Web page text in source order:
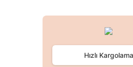
Ürün resmi kalitesiz,
Ürün açıklamasında
Hızlı Kargolama